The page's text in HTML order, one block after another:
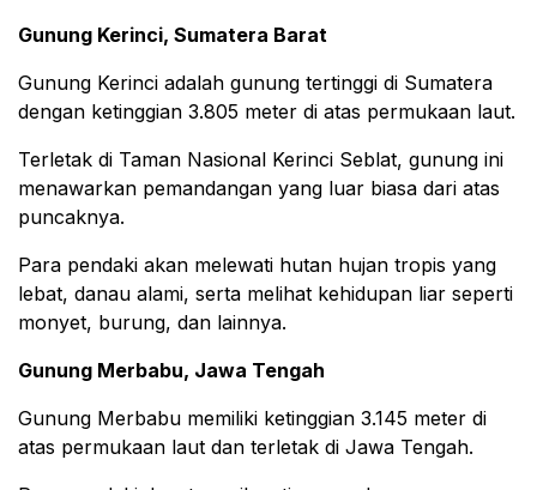
Gunung Kerinci, Sumatera Barat
Gunung Kerinci adalah gunung tertinggi di Sumatera
dengan ketinggian 3.805 meter di atas permukaan laut.
Terletak di Taman Nasional Kerinci Seblat, gunung ini
menawarkan pemandangan yang luar biasa dari atas
puncaknya.
Para pendaki akan melewati hutan hujan tropis yang
lebat, danau alami, serta melihat kehidupan liar seperti
monyet, burung, dan lainnya.
Gunung Merbabu, Jawa Tengah
Gunung Merbabu memiliki ketinggian 3.145 meter di
atas permukaan laut dan terletak di Jawa Tengah.